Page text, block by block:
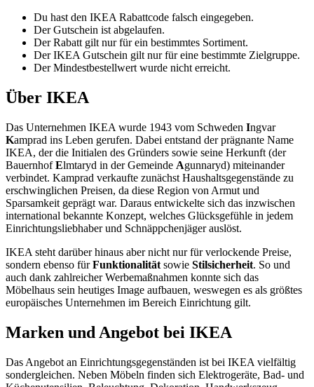
Du hast den IKEA Rabattcode falsch eingegeben.
Der Gutschein ist abgelaufen.
Der Rabatt gilt nur für ein bestimmtes Sortiment.
Der IKEA Gutschein gilt nur für eine bestimmte Zielgruppe.
Der Mindestbestellwert wurde nicht erreicht.
Über IKEA
Das Unternehmen IKEA wurde 1943 vom Schweden Ingvar
Kamprad ins Leben gerufen. Dabei entstand der prägnante Name
IKEA, der die Initialen des Gründers sowie seine Herkunft (der
BauernhofElmtaryd in der Gemeinde Agunnaryd) miteinander
verbindet. Kamprad verkaufte zunächst Haushaltsgegenstände zu
erschwinglichen Preisen, da diese Region von Armut und
Sparsamkeit geprägt war. Daraus entwickelte sich das inzwischen
international bekannte Konzept, welches Glücksgefühle in jedem
Einrichtungsliebhaber und Schnäppchenjäger auslöst.
IKEA steht darüber hinaus aber nicht nur für verlockende Preise,
sondern ebenso fürFunktionalität sowie Stilsicherheit. So und
auch dank zahlreicher Werbemaßnahmen konnte sich das
Möbelhaus sein heutiges Image aufbauen, weswegen es als größtes
europäisches Unternehmen im Bereich Einrichtung gilt.
Marken und Angebot bei IKEA
Das Angebot an Einrichtungsgegenständen ist bei IKEA vielfältig
sondergleichen. Neben Möbeln finden sich Elektrogeräte, Bad- und